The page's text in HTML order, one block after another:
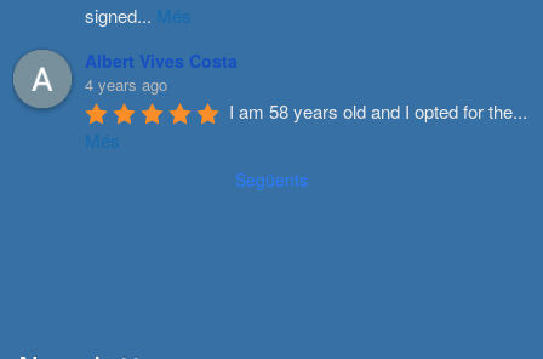
signed... Més
Albert Vives Costa
4 years ago
I am 58 years old and I opted for the...
Més
Següents